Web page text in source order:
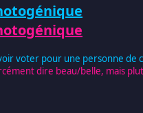
voter pour une personne
dire beau/belle, mais